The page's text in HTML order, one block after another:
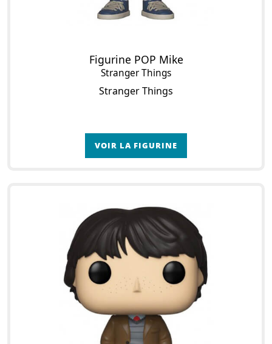
Figurine POP Mike
Stranger Things
Stranger Things
VOIR LA FIGURINE